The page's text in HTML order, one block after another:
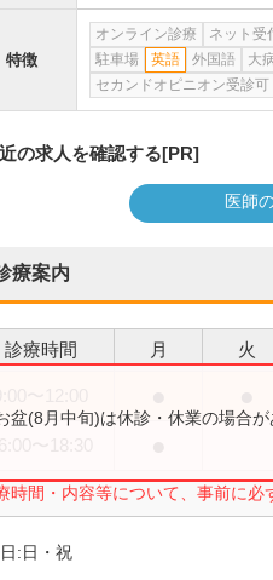
特徴
オンライン診療 ネット受
駐車場
英語 外国語 大
セカンドオピニオン受診可
の求人を確認する[PR]
医師
療案内
診療時間 月 火
時間・内容等について、事前に必
盆(8月中旬)は休診・休業の場合
:日・祝